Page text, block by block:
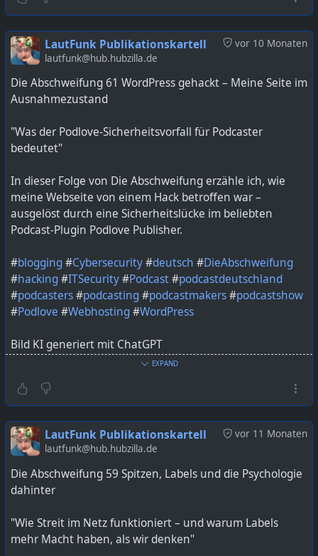
Podcast, Umfragen, Meinungsforschung, Big Data, KI,
Künstliche Intelligenz, Datenschutz, Digitale
Souveränität, Vektorsuche, Technologie, Nerd Talk,
Abschweifung, LautFunk
Bild KI generiert mit ChatGPT
https://lautfunk.uber.space/podcast/die-abschweifung-
78-warum-ich-fuenf-euro-vom-staat-bekommen-habe/
vor 10 Monaten
LautFunk Publikationskartell
lautfunk@hub.hubzilla.de
Die Abschweifung 61 WordPress gehackt – Meine Seite im
Ausnahmezustand
"Was der Podlove-Sicherheitsvorfall für Podcaster
bedeutet"
In dieser Folge von Die Abschweifung erzähle ich, wie
meine Webseite von einem Hack betroffen war –
ausgelöst durch eine Sicherheitslücke im beliebten
Podcast-Plugin Podlove Publisher.
#blogging#Cybersecurity#deutsch #DieAbschweifung
#hacking#ITSecurity#Podcast#podcastdeutschland
#podcasters#podcasting#podcastmakers#podcastshow
#Podlove #Webhosting#WordPress
Bild KI generiert mit ChatGPT
podcast.lautfunk.de
https://lautfunk.uber.space/podcast/die-abschweifung-
61-wordpress-gehackt-meine-seite-im-
ausnahmezustand/
EXPAND
vor 11 Monaten
LautFunk Publikationskartell
lautfunk@hub.hubzilla.de
Die Abschweifung 59 Spitzen, Labels und die Psychologie
dahinter
"Wie Streit im Netz funktioniert – und warum Labels
mehr Macht haben, als wir denken"